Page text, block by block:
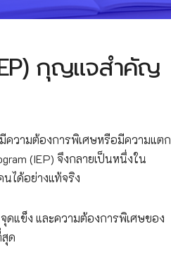
กุญแจสำคัญ
วามต้องการพิเศษหรือมีความแตก
(IEP) จึงกลายเป็นหนึ่งใน
ได้อย่างแท้จริง
ดแข็ง และความต้องการพิเศษของ
ด